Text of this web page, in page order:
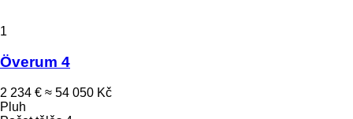
1
Överum 4
2 234 € ≈ 54 050 Kč
Pluh